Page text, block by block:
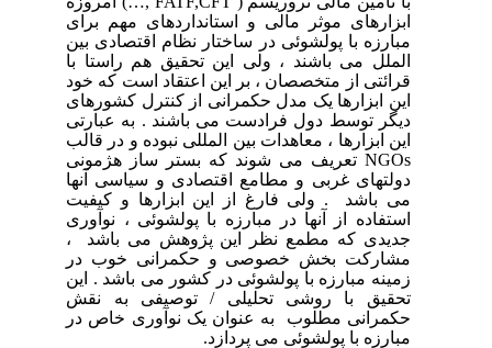
ابزارهای موثر مالی و استانداردهای مهم برای
مبارزه با پولشوئی در ساختار نظام اقتصادی بین
الملل می باشند ، ولی این تحقیق هم راستا با
قرائتی از متخصصان ، بر این اعتقاد است که خود
این ابزارها یک مدل حکمرانی از کنترل کشورهای
دیگر توسط دول فرادست می باشند . به عبارتی
این ابزارها ، معاهدات بین المللی نبوده و در قالب
NGOsتعریف می شوند که بستر ساز هژمونی
دولتهای غربی و مطامع اقتصادی و سیاسی آنها
می باشد . ولی فارغ از این ابزارها و کیفیت
استفاده از آنها در مبارزه با پولشوئی ، نوآوری
جدیدی که مطمع نظر این پژوهش می باشد ،
مشارکت بخش خصوصی و حکمرانی خوب در
زمینه مبارزه با پولشوئی در کشور می باشد . این
تحقیق با روشی تحلیلی / توصیفی به نقش
حکمرانی مطلوب به عنوان یک نوآوری خاص در
مبارزه با پولشوئی می پردازد.